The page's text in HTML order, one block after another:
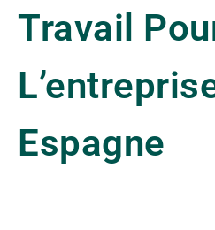
Travail
Espagne